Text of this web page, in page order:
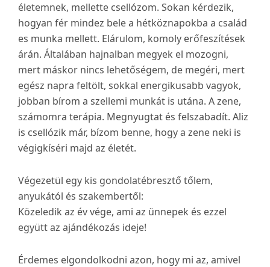
életemnek, mellette csellózom. Sokan kérdezik,
hogyan fér mindez bele a hétköznapokba a család
es munka mellett. Elárulom, komoly erőfeszítések
árán. Általában hajnalban megyek el mozogni,
mert máskor nincs lehetőségem, de megéri, mert
egész napra feltölt, sokkal energikusabb vagyok,
jobban bírom a szellemi munkát is utána. A zene,
számomra terápia. Megnyugtat és felszabadít. Aliz
is csellózik már, bízom benne, hogy a zene neki is
végigkíséri majd az életét.
Végezetül egy kis gondolatébresztő tőlem,
anyukától és szakembertől:
Közeledik az év vége, ami az ünnepek és ezzel
együtt az ajándékozás ideje!
Érdemes elgondolkodni azon, hogy mi az, amivel